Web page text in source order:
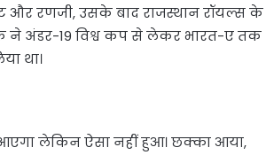
और रणजी, उसके बाद राजस्थान रॉयल्स के
ने अंडर-19 विश्व कप से लेकर भारत-ए तक
था।
आएगा लेकिन ऐसा नहीं हुआ। छक्का आया,